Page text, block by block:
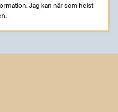
Jag kan när som helst